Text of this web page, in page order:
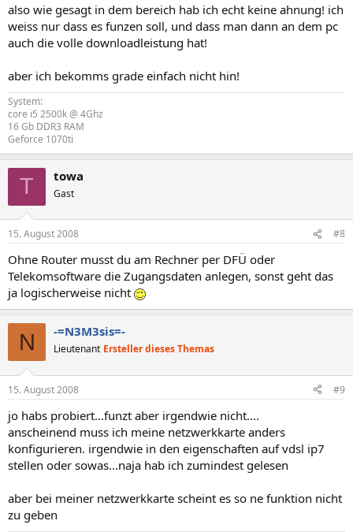
also wie gesagt in dem bereich hab ich echt keine ahnung! ich
weiss nur dass es funzen soll, und dass man dann an dem pc
auch die volle downloadleistung hat!
aber ich bekomms grade einfach nicht hin!
System:
core i5 2500k @ 4Ghz
16 Gb DDR3 RAM
Geforce 1070ti
T towa
Gast
15. August 2008 #8
Ohne Router musst du am Rechner per DFÜ oder
Telekomsoftware die Zugangsdaten anlegen, sonst geht das
ja logischerweise nicht
N -=N3M3sis=-
Lieutenant Ersteller dieses Themas
15. August 2008 #9
jo habs probiert...funzt aber irgendwie nicht....
anscheinend muss ich meine netzwerkkarte anders
konfigurieren. irgendwie in den eigenschaften auf vdsl ip7
stellen oder sowas...naja hab ich zumindest gelesen
aber bei meiner netzwerkkarte scheint es so ne funktion nicht
zu geben